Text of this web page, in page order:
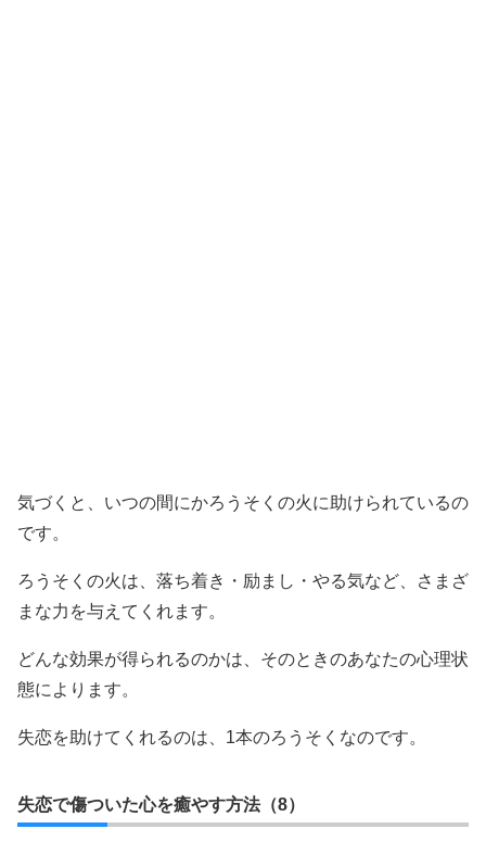
気づくと、いつの間にかろうそくの火に助けられているの
です。
ろうそくの火は、落ち着き・励まし・やる気など、さまざ
まな力を与えてくれます。
どんな効果が得られるのかは、そのときのあなたの心理状
態によります。
失恋を助けてくれるのは、1本のろうそくなのです。
失恋で傷ついた心を癒やす方法（8）